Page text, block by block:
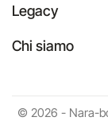
Legacy
Chi siamo
© 2026 - Nara-